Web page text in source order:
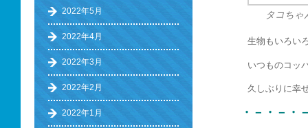
タコちゃ
生物もいろい
いつものコッ
久しぶりに幸
・－・－・
2022年5月
2022年4月
2022年3月
2022年2月
2022年1月